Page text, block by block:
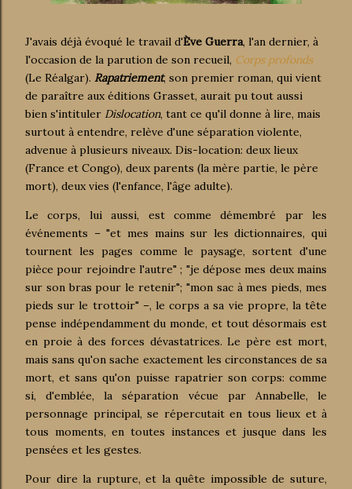
J'avais déjà évoqué le travail d'Ève Guerra, l'an dernier, à
l'occasion de la parution de son recueil, Corps profonds
(Le Réalgar). Rapatriement, son premier roman, qui vient
de paraître aux éditions Grasset, aurait pu tout aussi
bien s'intituler Dislocation, tant ce qu'il donne à lire, mais
surtout à entendre, relève d'une séparation violente,
advenue à plusieurs niveaux. Dis-location: deux lieux
(France et Congo), deux parents (la mère partie, le père
mort), deux vies (l'enfance, l'âge adulte).
Le corps, lui aussi, est comme démembré par les
événements – "et mes mains sur les dictionnaires, qui
tournent les pages comme le paysage, sortent d'une
pièce pour rejoindre l'autre" ; "je dépose mes deux mains
sur son bras pour le retenir"; "mon sac à mes pieds, mes
pieds sur le trottoir" –, le corps a sa vie propre, la tête
pense indépendamment du monde, et tout désormais est
en proie à des forces dévastatrices. Le père est mort,
mais sans qu'on sache exactement les circonstances de sa
mort, et sans qu'on puisse rapatrier son corps: comme
si, d'emblée, la séparation vécue par Annabelle, le
personnage principal, se répercutait en tous lieux et à
tous moments, en toutes instances et jusque dans les
pensées et les gestes.
Pour dire la rupture, et la quête impossible de suture,